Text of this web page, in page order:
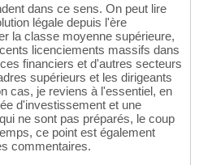
dans ce sens. On peut lire
légale depuis l'ère
la classe moyenne supérieure,
licenciements massifs dans
financiers et d'autres secteurs
supérieurs et les dirigeants
cas, je reviens à l'essentiel, en
d'investissement et une
ne sont pas préparés, le coup
ce point est également
commentaires.